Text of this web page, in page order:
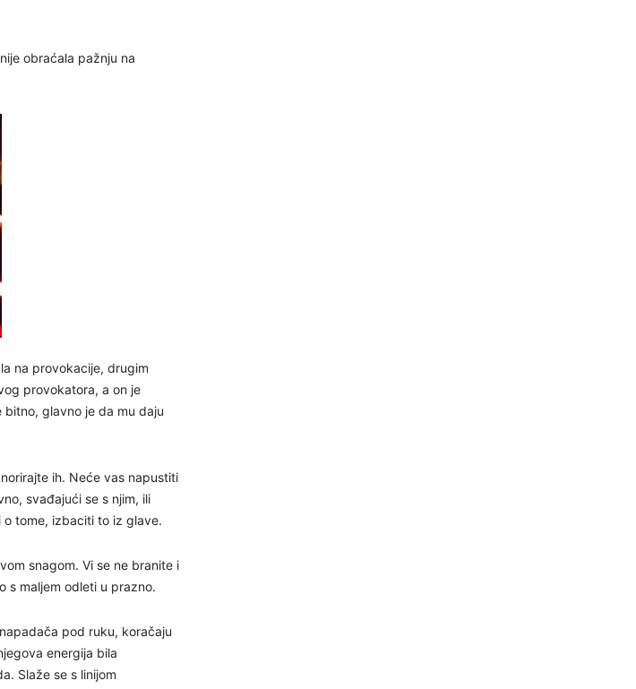
obraćala pažnju na
na provokacije, drugim
provokatora, a on je
bitno, glavno je da mu daju
ih. Neće vas napustiti
svađajući se s njim, ili
tome, izbaciti to iz glave.
snagom. Vi se ne branite i
s maljem odleti u prazno.
pod ruku, koračaju
energija bila
Slaže se s linijom